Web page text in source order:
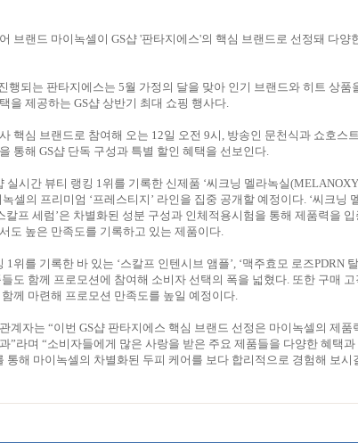
브랜드 마이녹셀이 GS샵 '판타지에스'의 핵심 브랜드로 선정돼 다양
행되는 판타지에스는 5월 가정의 달을 맞아 인기 브랜드와 히트 상품
을 제공하는 GS샵 상반기 최대 쇼핑 행사다.
핵심 브랜드로 참여해 오는 12일 오전 9시, 방송인 문천식과 쇼호스
통해 GS샵 단독 구성과 특별 할인 혜택을 선보인다.
실시간 뷰티 랭킹 1위를 기록한 신제품 ‘씨크닝 멜라녹실
셀의 프리미엄 ‘프레스티지’ 라인을 집중 공개할 예정이다. ‘씨크닝
프 세럼’은 차별화된 성분 구성과 인체적용시험을 통해 제품력을 입
도 높은 만족도를 기록하고 있는 제품이다.
1위를 기록한 바 있는 ‘스칼프 인텐시브 앰플’, ‘맥주효모 로즈PDRN
도 함께 프로모션에 참여해 소비자 선택의 폭을 넓혔다. 또한 구매
께 마련해 프로모션 만족도를 높일 예정이다.
계자는 “이번 GS샵 판타지에스 핵심 브랜드 선정은 마이녹셀의 제품
”라며 “소비자들에게 많은 사랑을 받은 주요 제품들을 다양한 혜택과
통해 마이녹셀의 차별화된 두피 케어를 보다 합리적으로 경험해 보시